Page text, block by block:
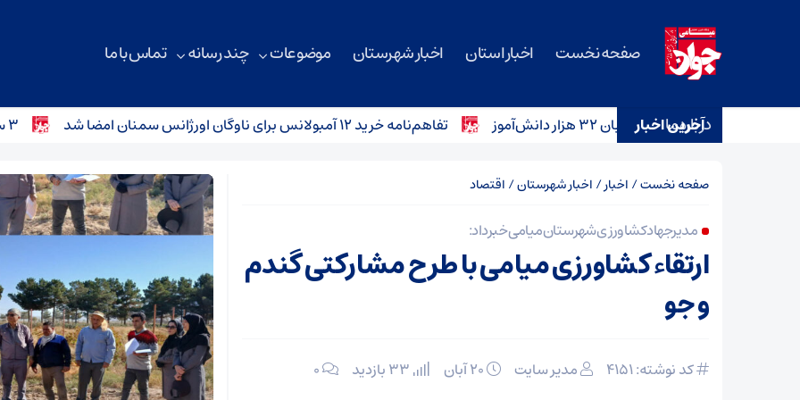
صفحه نخست اخبار استان اخبار شهرستان موضوعات چند رسانه تماس با ما
درباره ما
آخرین اخبار تفاهم‌نامه خرید ۱۲ آمبولانس برای ناوگان اورژانس سمنان امضا شد ۳ سانحه رانندگی در محورهای استان سمنان؛ کودک ۴ ساله جان باخت
صفحه نخست/ اخبار/ اخبار شهرستان/ اقتصاد
مدیر جهاد کشاورزی شهرستان میامی خبر داد:
ارتقاء کشاورزی میامی با طرح مشارکتی گندم
و جو
کد نوشته: 4151 مدیر سایت ۰